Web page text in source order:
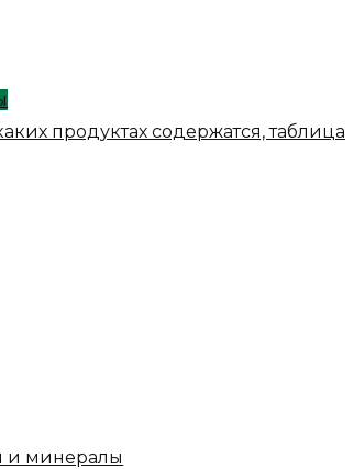
продуктах содержатся, таблица
и минералы